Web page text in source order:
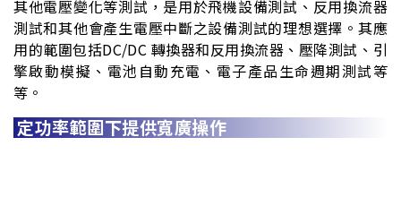
其他電壓變化等測試，是用於飛機設備測試、反用換流器
測試和其他會產生電壓中斷之設備測試的理想選擇。其應
用的範圍包括DC/DC 轉換器和反用換流器、壓降測試、引
擎啟動模擬、電池自動充電、電子產品生命週期測試等
等。
定功率範圍下提供寬廣操作